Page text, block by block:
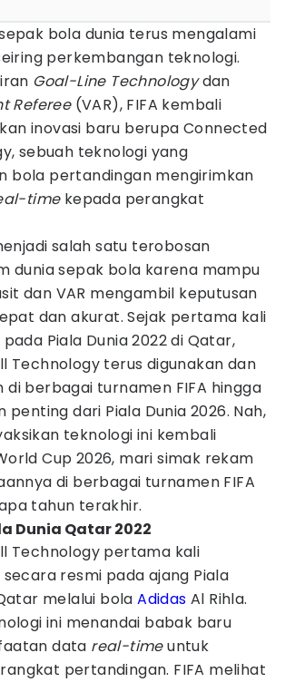
bola dunia terus mengalami
perkembangan teknologi.
Goal-Line Technologydan
Referee (VAR), FIFA kembali
inovasi baru berupa Connected
sebuah teknologi yang
bola pertandingan mengirimkan
timekepada perangkat
salah satu terobosan
dunia sepak bola karena mampu
dan VAR mengambil keputusan
dan akurat. Sejak pertama kali
Piala Dunia 2022 di Qatar,
Technology terus digunakan dan
di berbagai turnamen FIFA hingga
penting dari Piala Dunia 2026. Nah,
teknologi ini kembali
Cup 2026, mari simak rekam
di berbagai turnamen FIFA
tahun terakhir.
Dunia Qatar 2022
Technology pertama kali
resmi pada ajang Piala
melalui bolaAdidas Al Rihla.
ini menandai babak baru
data real-timeuntuk
pertandingan. FIFA melihat